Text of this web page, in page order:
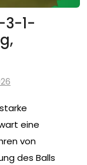
3-1-
eine
von
des Balls